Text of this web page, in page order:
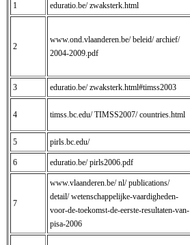
1 eduratio.be/ zwaksterk.html
2
www.ond.vlaanderen.be/ beleid/ archief/
2004-2009.pdf
3 eduratio.be/ zwaksterk.html#timss2003
4 timss.bc.edu/ TIMSS2007/ countries.html
5 pirls.bc.edu/
6 eduratio.be/ pirls2006.pdf
7
www.vlaanderen.be/ nl/ publications/
detail/ wetenschappelijke-vaardigheden-
voor-de-toekomst-de-eerste-resultaten-van-
pisa-2006